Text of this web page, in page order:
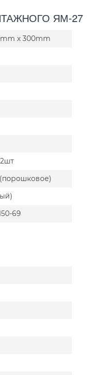
ЯМ-27
x 300mm
69